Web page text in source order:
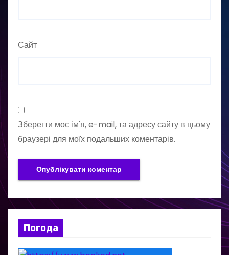
Сайт
Зберегти моє ім'я, e-mail, та адресу сайту в цьому
браузері для моїх подальших коментарів.
Погода